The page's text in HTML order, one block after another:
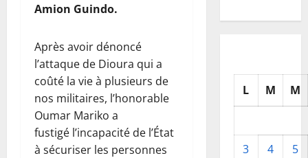
Amion Guindo.
Après avoir dénoncé
l’attaque de Dioura qui a
coûté la vie à plusieurs de
nos militaires, l’honorable
Oumar Mariko a
fustigé l’incapacité de l’État
à sécuriser les personnes
L M M
3 4
5